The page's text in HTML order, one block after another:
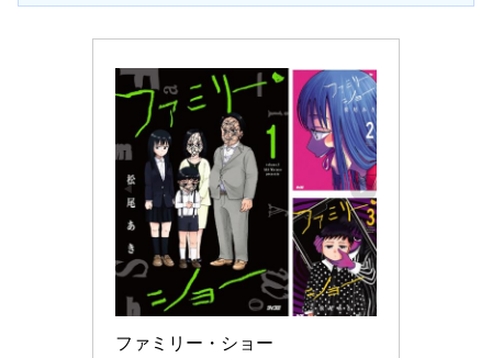
ファミリー・ショー